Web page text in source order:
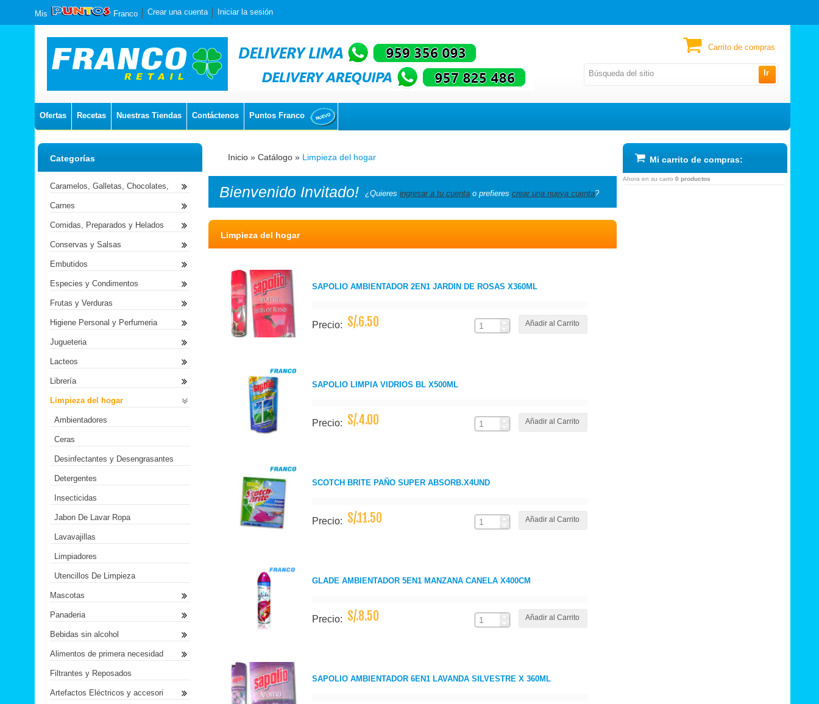
Ir
Mis Franco Crear una cuenta Iniciar la sesión
Ofertas Recetas Nuestras Tiendas Contáctenos Puntos Franco
Carrito de compras
Inicio » Catálogo » Limpieza del hogar
Bienvenido Invitado! ¿Quieres ingresar a tu cuenta o prefieres crear una nueva cuenta?
Limpieza del hogar
SAPOLIO AMBIENTADOR 2EN1 JARDIN DE ROSAS X360ML
Precio: S/.6.50 Añadir al Carrito
SAPOLIO LIMPIA VIDRIOS BL X500ML
Precio: S/.4.00 Añadir al Carrito
SCOTCH BRITE PAÑO SUPER ABSORB.X4UND
Precio: S/.11.50 Añadir al Carrito
GLADE AMBIENTADOR 5EN1 MANZANA CANELA X400CM
Precio: S/.8.50 Añadir al Carrito
SAPOLIO AMBIENTADOR 6EN1 LAVANDA SILVESTRE X 360ML
Categorías
Caramelos, Galletas, Chocolates,
Carnes
Comidas, Preparados y Helados
Conservas y Salsas
Embutidos
Especies y Condimentos
Frutas y Verduras
Higiene Personal y Perfumeria
Jugueteria
Lacteos
Librería
Limpieza del hogar
Ambientadores
Ceras
Desinfectantes y Desengrasantes
Detergentes
Insecticidas
Jabon De Lavar Ropa
Lavavajillas
Limpiadores
Utencillos De Limpieza
Mascotas
Panaderia
Bebidas sin alcohol
Alimentos de primera necesidad
Filtrantes y Reposados
Artefactos Eléctricos y accesori
Mi carrito de compras:
Ahora en su carro 0 productos